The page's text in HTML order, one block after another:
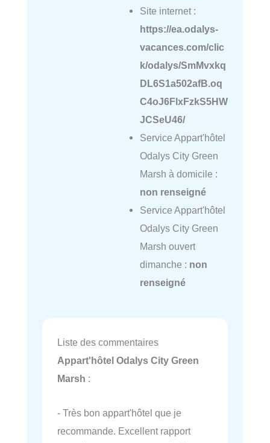
Site internet :
https://ea.odalys-
vacances.com/clic
k/odalys/SmMvxkq
DL6S1a502afB.oq
C4oJ6FlxFzkS5HW
JCSeU46/
Service Appart'hôtel
Odalys City Green
Marsh à domicile :
non renseigné
Service Appart'hôtel
Odalys City Green
Marsh ouvert
dimanche : non
renseigné
Liste des commentaires
Appart'hôtel Odalys City Green
Marsh :
- Très bon appart'hôtel que je
recommande. Excellent rapport